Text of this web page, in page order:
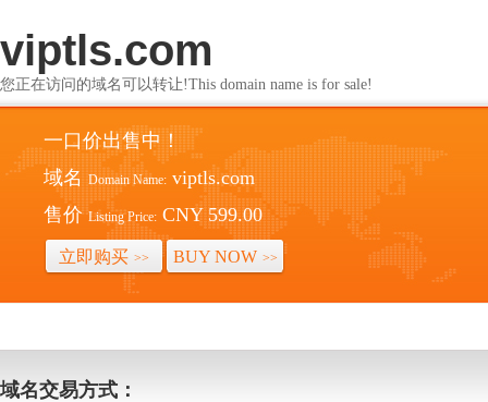
viptls.com
您正在访问的域名可以转让!This domain name is for sale!
一口价出售中！
域名 Domain Name: viptls.com
售价 Listing Price: CNY 599.00
立即购买 >> BUY NOW >>
域名交易方式：